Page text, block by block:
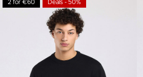
2 for €60 Deals - 50%